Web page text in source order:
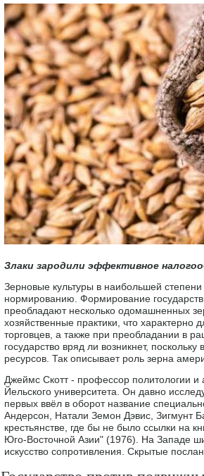
Злаки зародили эффективное
Зерновые культуры в наибольшей
нормированию. Формирование
преобладают несколько одомашненных
хозяйственные практики, что характерно
торговцев, а также при преобладании в
государство вряд ли возникнет,
ресурсов. Так описывает роль зерна
Джеймс Скотт - профессор политологии и
Йельского университета. Он давно
первых ввёл в оборот название
Андерсон, Натали Земон Дэвис, Зигмунт
крестьянстве, где бы не было ссылки на
Юго-Восточной Азии" (1976). На Западе
искусство сопротивления. Скрытые